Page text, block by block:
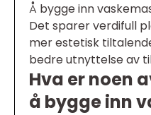
Å bygge inn
Det sparer verdifull
mer estetisk
bedre utnyttelse av
Hva er noen
å bygge inn